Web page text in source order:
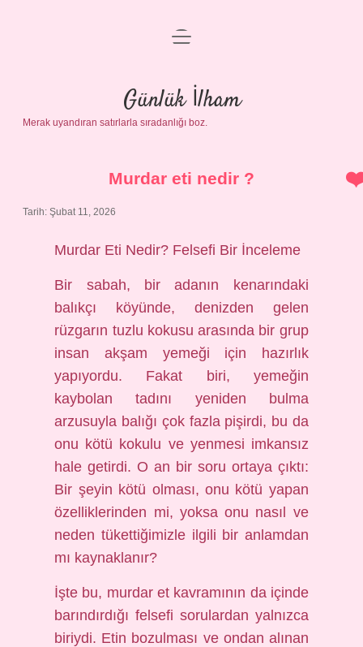
Anasayfa
Gizlilik Politikası
Yasal Uyarı
menüyü
Günlük İlham
Merak uyandıran satırlarla sıradanlığı boz.
Murdar eti nedir ?
Tarih: Şubat 11, 2026
Murdar Eti Nedir? Felsefi Bir İnceleme
Bir sabah, bir adanın kenarındaki
balıkçı köyünde, denizden gelen
rüzgarın tuzlu kokusu arasında bir grup
insan akşam yemeği için hazırlık
yapıyordu. Fakat biri, yemeğin
kaybolan tadını yeniden bulma
arzusuyla balığı çok fazla pişirdi, bu da
onu kötü kokulu ve yenmesi imkansız
hale getirdi. O an bir soru ortaya çıktı:
Bir şeyin kötü olması, onu kötü yapan
özelliklerinden mi, yoksa onu nasıl ve
neden tükettiğimizle ilgili bir anlamdan
mı kaynaklanır?
İşte bu, murdar et kavramının da içinde
barındırdığı felsefi sorulardan yalnızca
biriydi. Etin bozulması ve ondan alınan